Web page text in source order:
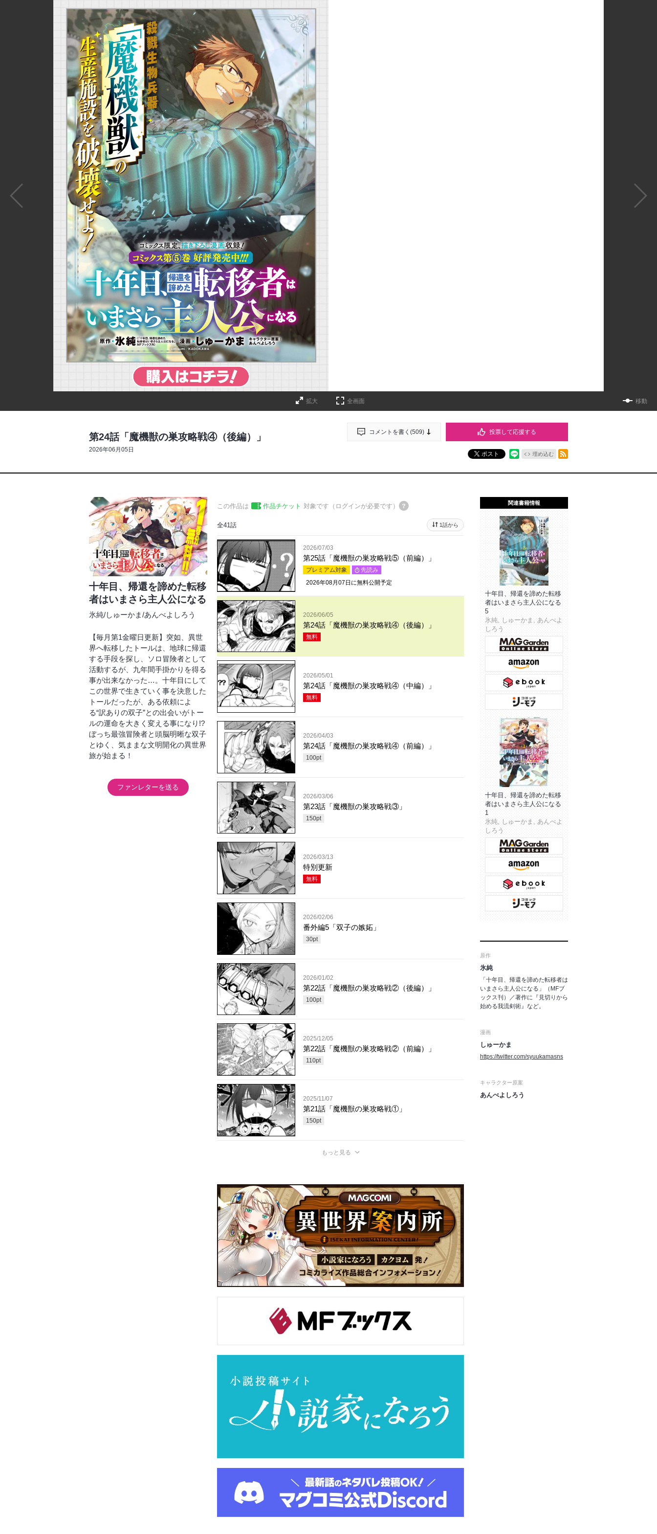
詳細ページへのリンク
拡大 全画面 移動
第24話「魔機獣の巣攻略戦④（後編）」
2026年06月05日
投票して応援する
コメントを書く(509)
ポスト 埋め込む
十年目、帰還を諦めた転移
者はいまさら主人公になる
氷純/しゅーかま/あんべよしろう
【毎月第1金曜日更新】突如、異世
界へ転移したトールは、地球に帰還
する手段を探し、ソロ冒険者として
活動するが、九年間手掛かりを得る
事が出来なかった…。十年目にして
この世界で生きていく事を決意した
トールだったが、ある依頼によ
る“訳ありの双子”との出会いがトー
ルの運命を大きく変える事になり!?
ぼっち最強冒険者と頭脳明晰な双子
とゆく、気ままな文明開化の異世界
旅が始まる！
ファンレターを送る
この作品は 作品チケット 対象です（ログインが必要です）
全41話 1話から
2026/07/03
第25話「魔機獣の巣攻略戦⑤（前編）」
プレミアム対象
先読み
2026年08月07日 に無料公開予定
2026/06/05
第24話「魔機獣の巣攻略戦④（後編）」
無料
2026/05/01
第24話「魔機獣の巣攻略戦④（中編）」
無料
2026/04/03
第24話「魔機獣の巣攻略戦④（前編）」
100pt
2026/03/06
第23話「魔機獣の巣攻略戦③」
150pt
2026/03/13
特別更新
無料
2026/02/06
番外編5「双子の嫉妬」
30pt
2026/01/02
第22話「魔機獣の巣攻略戦②（後編）」
100pt
2025/12/05
第22話「魔機獣の巣攻略戦②（前編）」
110pt
2025/11/07
第21話「魔機獣の巣攻略戦①」
150pt
もっと見る
関連書籍情報
十年目、帰還を諦めた転移
者はいまさら主人公になる
5
氷純, しゅーかま, あんべよ
しろう
十年目、帰還を諦めた転移
者はいまさら主人公になる
1
氷純, しゅーかま, あんべよ
しろう
原作
氷純
「十年目、帰還を諦めた転移者は
いまさら主人公になる」（MFブ
ックス刊）／著作に『見切りから
始める我流剣術』など。
漫画
しゅーかま
https://twitter.com/syuukamasns
キャラクター原案
あんべよしろう